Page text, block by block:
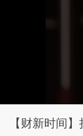
【财新时间